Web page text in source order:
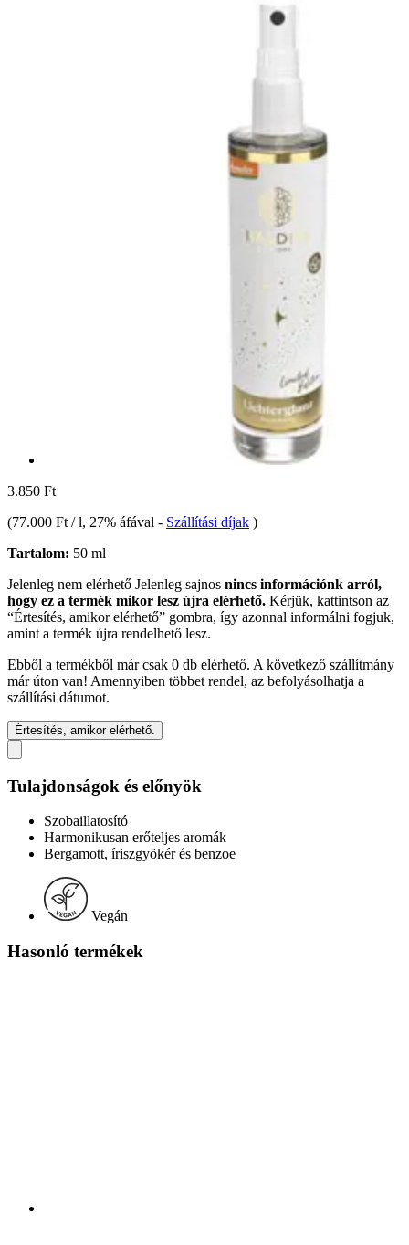
3.850 Ft
(77.000 Ft / l, 27% áfával - Szállítási díjak )
Tartalom: 50 ml
Jelenleg nem elérhető Jelenleg sajnos nincs információnk arról,
hogy ez a termék mikor lesz újra elérhető. Kérjük, kattintson az
“Értesítés, amikor elérhető” gombra, így azonnal informálni fogjuk,
amint a termék újra rendelhető lesz.
Ebből a termékből már csak 0 db elérhető. A következő szállítmány
már úton van! Amennyiben többet rendel, az befolyásolhatja a
szállítási dátumot.
Értesítés, amikor elérhető.
Tulajdonságok és előnyök
Szobaillatosító
Harmonikusan erőteljes aromák
Bergamott, íriszgyökér és benzoe
Vegán
Hasonló termékek